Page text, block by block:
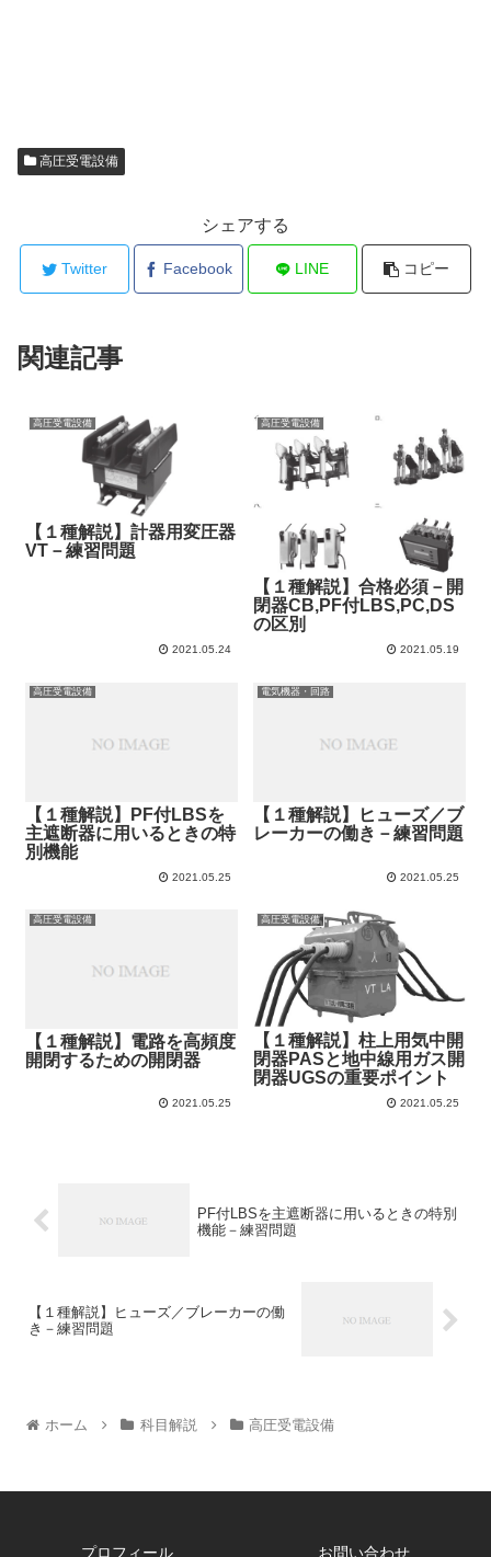
高圧受電設備
シェアする
Twitter Facebook LINE コピー
関連記事
高圧受電設備
【１種解説】計器用変圧器
VT－練習問題
2021.05.24
高圧受電設備
【１種解説】合格必須－開
閉器CB,PF付LBS,PC,DS
の区別
2021.05.19
高圧受電設備
【１種解説】PF付LBSを
主遮断器に用いるときの特
別機能
2021.05.25
電気機器・回路
【１種解説】ヒューズ／ブ
レーカーの働き－練習問題
2021.05.25
高圧受電設備
【１種解説】電路を高頻度
開閉するための開閉器
2021.05.25
高圧受電設備
【１種解説】柱上用気中開
閉器PASと地中線用ガス開
閉器UGSの重要ポイント
2021.05.25
PF付LBSを主遮断器に用いるときの特別
機能－練習問題
【１種解説】ヒューズ／ブレーカーの働
き－練習問題
ホーム 科目解説 高圧受電設備
プロフィール お問い合わせ